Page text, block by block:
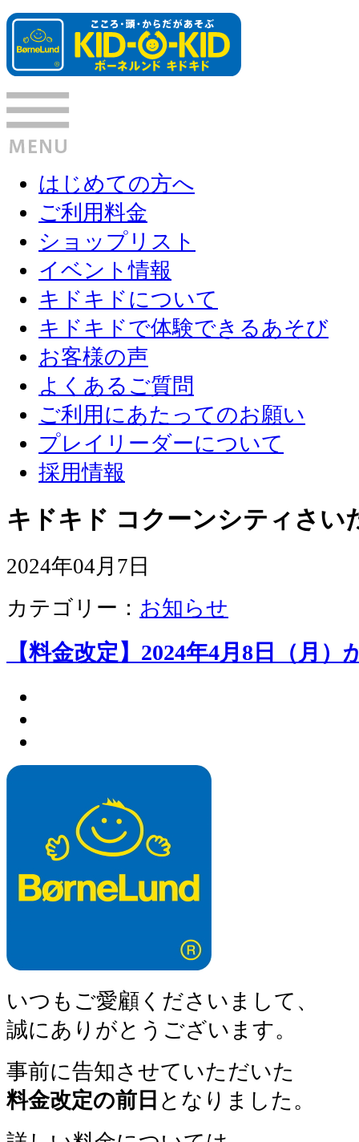
はじめての方へ
ご利用料金
ショップリスト
イベント情報
キドキドについて
キドキドで体験できるあそび
お客様の声
よくあるご質問
ご利用にあたってのお願い
プレイリーダーについて
採用情報
キドキド コクーンシティさい
2024年04月7日
カテゴリー： お知らせ
【料金改定】2024年4月8日（月）
いつもご愛顧くださいまして、
誠にありがとうございます。
事前に告知させていただいた
料金改定の前日 となりました。